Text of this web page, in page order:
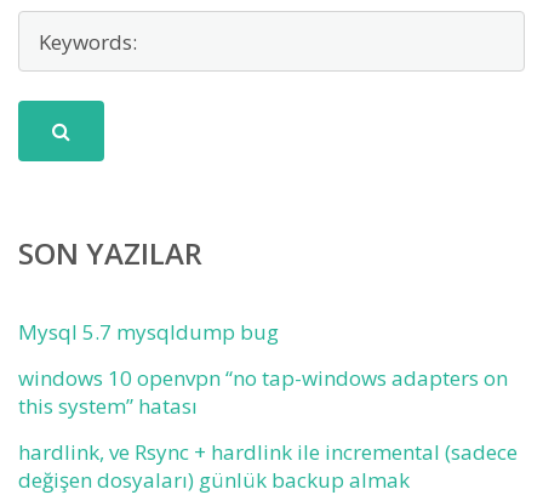
SON YAZILAR
Mysql 5.7 mysqldump bug
windows 10 openvpn “no tap-windows adapters on
this system” hatası
hardlink, ve Rsync + hardlink ile incremental (sadece
değişen dosyaları) günlük backup almak